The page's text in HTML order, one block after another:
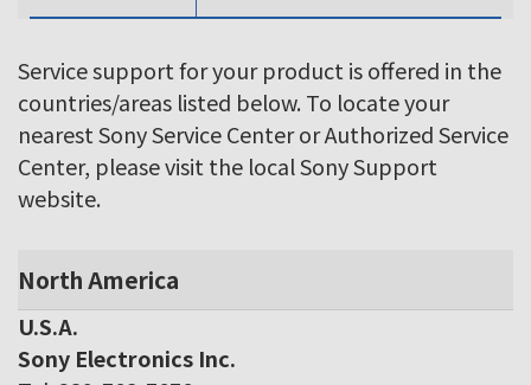
Service support for your product is offered in the
countries/areas listed below. To locate your
nearest Sony Service Center or Authorized Service
Center, please visit the local Sony Support
website.
North America
U.S.A.
Sony Electronics Inc.